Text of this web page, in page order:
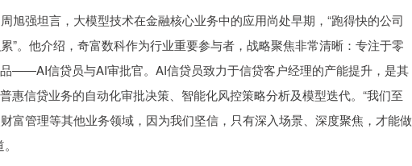
强坦言，大模型技术在金融核心业务中的应用尚处早期，“跑得快的公司
”。他介绍，奇富数科作为行业重要参与者，战略聚焦非常清晰：专注于零
——AI信贷员与AI审批官。AI信贷员致力于信贷客户经理的产能提升，是其
惠信贷业务的自动化审批决策、智能化风控策略分析及模型迭代。“我们至
富管理等其他业务领域，因为我们坚信，只有深入场景、深度聚焦，才能做